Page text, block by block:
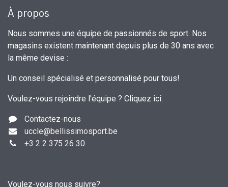
À propos
Nous sommes une équipe de passionnés de sport. Nos
magasins existent maintenant depuis plus de 30 ans avec
la même devise :
Un conseil spécialisé et personnalisé pour tous!
Voulez-vous rejoindre l'équipe ? Cliquez ici.
Contactez-nous
uccle@bellissimosport.be
+3 2 2 375 26 30
Voulez-vous nous suivre?